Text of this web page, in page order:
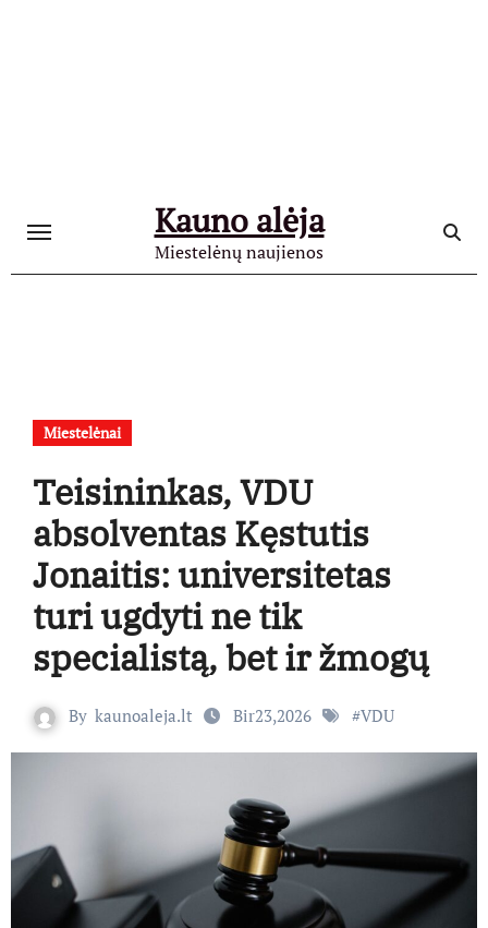
Kauno alėja
Miestelėnų naujienos
Miestelėnai
Teisininkas, VDU
absolventas Kęstutis
Jonaitis: universitetas
turi ugdyti ne tik
specialistą, bet ir žmogų
By kaunoaleja.lt Bir23,2026 #VDU